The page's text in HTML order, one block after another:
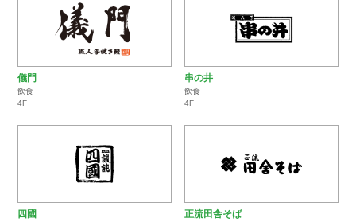
儀門
飲食
4F
串の井
飲食
4F
四國 正流田舎そば